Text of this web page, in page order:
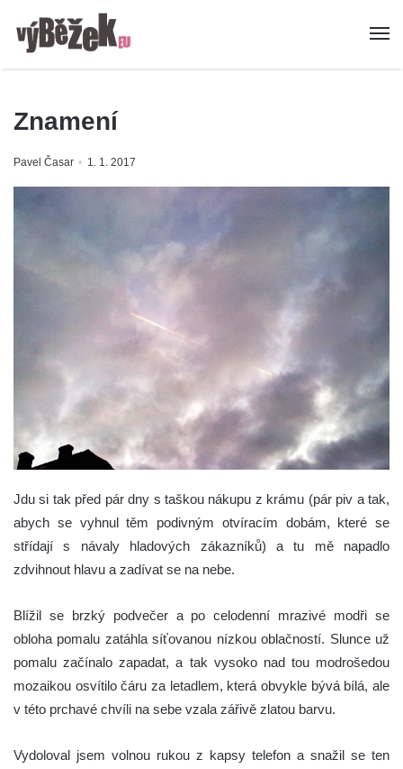
Znamení
Pavel Časar 1. 1. 2017
Jdu si tak před pár dny s taškou nákupu z krámu (pár piv a tak,
abych se vyhnul těm podivným otvíracím dobám, které se
střídají s návaly hladových zákazníků) a tu mě napadlo
zdvihnout hlavu a zadívat se na nebe.
Blížil se brzký podvečer a po celodenní mrazivé modři se
obloha pomalu zatáhla síťovanou nízkou oblačností. Slunce už
pomalu začínalo zapadat, a tak vysoko nad tou modrošedou
mozaikou osvítilo čáru za letadlem, která obvykle bývá bílá, ale
v této prchavé chvíli na sebe vzala zářivě zlatou barvu.
Vydoloval jsem volnou rukou z kapsy telefon a snažil se ten